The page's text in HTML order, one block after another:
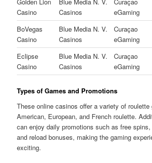
Casino
Casinos
eGaming
BoVegas
Casino
Blue Media N. V.
Casinos
Curaçao
eGaming
Eclipse
Casino
Blue Media N. V.
Casinos
Curaçao
eGaming
Types of Games and Promotions
These online casinos offer a variety of
American, European, and French roulette.
can enjoy daily promotions such as free
and reload bonuses, making the gaming
exciting.